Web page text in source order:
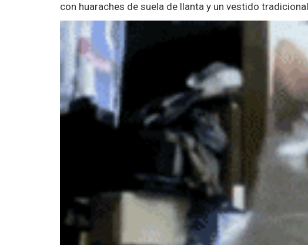
con huaraches de suela de llanta y un vestido